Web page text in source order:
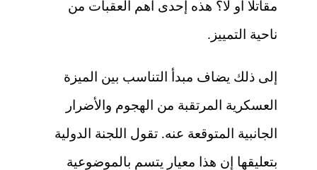
مقاتلًا أو لا؟ هذه إحدى أهم العقبات من
ناحية التمييز.
إلى ذلك يضاف مبدأ التناسب بين الميزة
العسكرية المرتقبة من الهجوم والأضرار
الجانبية المتوقعة عنه. تقول اللجنة الدولية
بتعليقها إن هذا معيار يتسم بالموضوعية